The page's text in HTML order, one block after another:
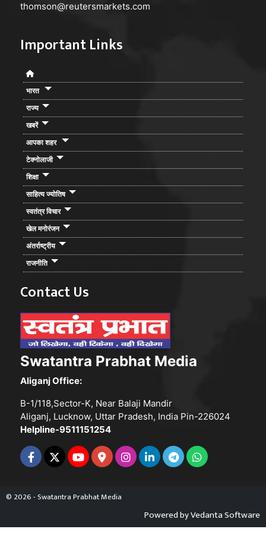
thomson@reutersmarkets.com
Important Links
भारत
राज्य
खबरें
आपका शहर
टेक्नोलाजी
शिक्षा
साहित्य ज्योतिष
स्वतंत्र विचार
खेल मनोरंजन
अंतर्राष्ट्रीय
राजनीति
Contact Us
Swatantra Prabhat Media
Aliganj Office:
B-1/118,Sector-K, Near Balaji Mandir
Aliganj, Lucknow, Uttar Pradesh, India Pin-226024
Helpline-9511151254
© 2026 - Swatantra Prabhat Media
Powered byVedanta Software